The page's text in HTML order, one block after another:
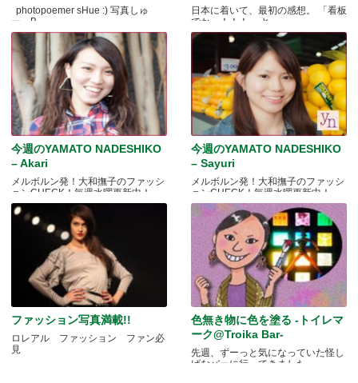
photopoemer sHue :) 写真しゅ
ー。B.....
日本に着いて、最初の感想。 「看板
でかっ！！！」 と.....
今週のYAMATO NADESHIKO
– Akari
メルボルン発！大和撫子のファッシ
ョンCHECK！毎週水曜更新中！
今週のYAMATO NADESHIKO
– Sayuri
メルボルン発！大和撫子のファッシ
ョンCHECK！毎週水曜更新中！
ファッション写真満載!!
ロレアル ファッション ファン必
見
色無き物に色を塗る -トイレマ
ーク@Troika Bar-
先週、ずーっと気になっていた怪し
げなバーに行ってきました.....